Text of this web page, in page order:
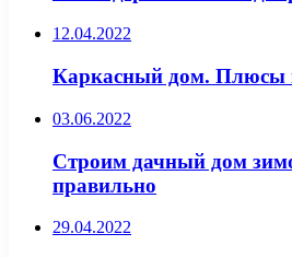
12.04.2022
Каркасный дом. Плюсы
03.06.2022
Строим дачный дом
правильно
29.04.2022